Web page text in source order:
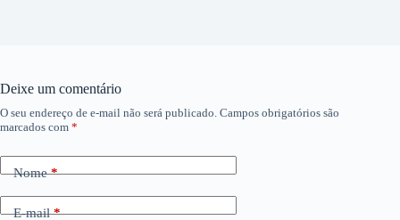
Deixe um comentário
O seu endereço de e-mail não será publicado. Campos obrigatórios são
marcados com *
Nome*
E-mail*